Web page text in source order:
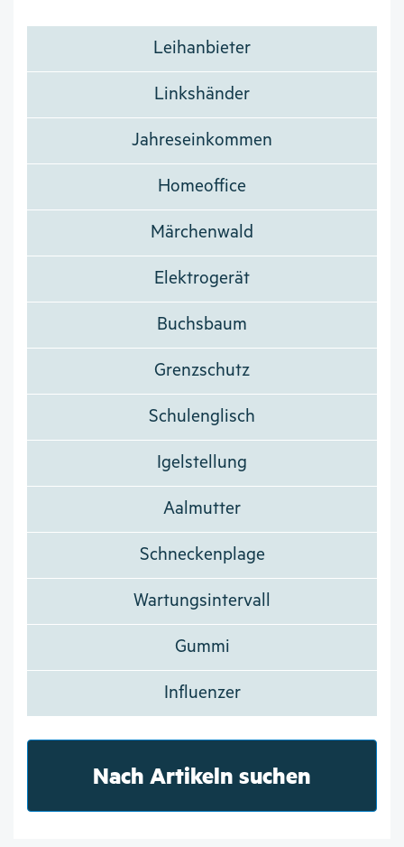
Leihanbieter
Linkshänder
Jahreseinkommen
Homeoffice
Märchenwald
Elektrogerät
Buchsbaum
Grenzschutz
Schulenglisch
Igelstellung
Aalmutter
Schneckenplage
Wartungsintervall
Gummi
Influenzer
Nach Artikeln suchen